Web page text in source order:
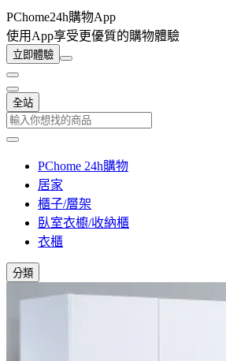
PChome24h購物App
使用App享受更優質的購物體驗
立即體驗
全站
PChome 24h購物
居家
櫃子/層架
臥室衣櫥/收納櫃
衣櫃
分類